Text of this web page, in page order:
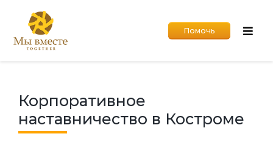
Помочь
Корпоративное
наставничество в Костроме